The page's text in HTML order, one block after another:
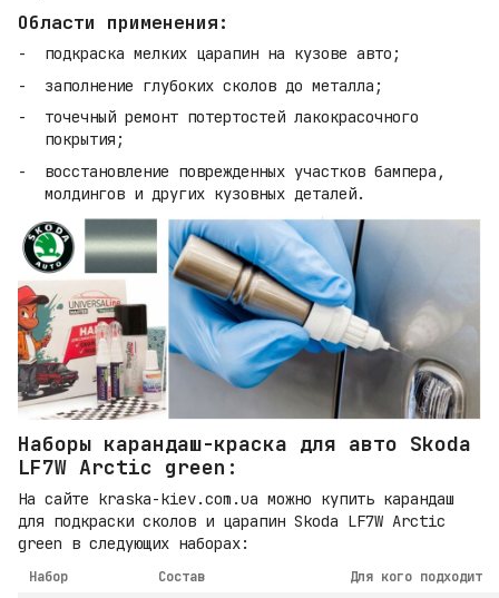
Области применения:
подкраска мелких царапин на кузове авто;
заполнение глубоких сколов до металла;
точечный ремонт потертостей лакокрасочного
покрытия;
восстановление поврежденных участков бампера,
молдингов и других кузовных деталей.
Наборы карандаш-краска для авто Skoda
LF7W Arctic green:
На сайте kraska-kiev.com.ua можно купить карандаш
для подкраски сколов и царапин Skoda LF7W Arctic
green в следующих наборах:
Набор Состав Для кого подходит